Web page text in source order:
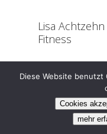
Lisa
Fitness
instagram
Diese Website benutzt
Cookies
mehr